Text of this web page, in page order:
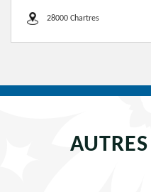
28000 Chartres